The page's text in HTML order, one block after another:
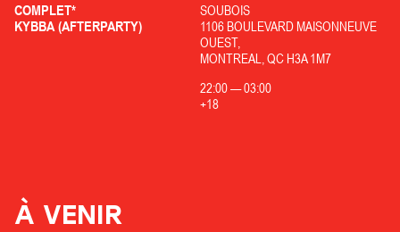
COMPLET*
KYBBA (AFTERPARTY)
SOUBOIS
1106 BOULEVARD MAISONNEUVE
OUEST,
MONTREAL, QC H3A 1M7
22:00—03:00
+18
À VENIR